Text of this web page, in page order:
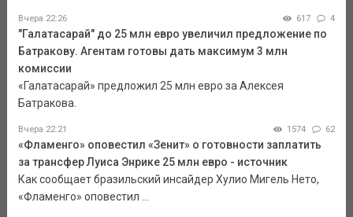
Вчера 22:26 617 4
"Галатасарай" до 25 млн евро увеличил предложение по
Батракову. Агентам готовы дать максимум 3 млн
комиссии
«Галатасарай» предложил 25 млн евро за Алексея
Батракова.
Вчера 22:21 1574 62
«Фламенго» оповестил «Зенит» о готовности заплатить
за трансфер Луиса Энрике 25 млн евро - источник
Как сообщает бразильский инсайдер Хулио Мигель Нето,
«Фламенго» оповестил ...